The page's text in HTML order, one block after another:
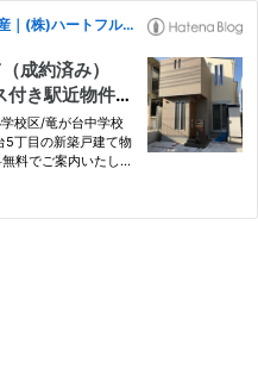
神戸・仲介手数料無料の家・不動産｜(株)ハートフルコーポレーション 垂水区・須磨区・西区版
成約済み）
付き駅近物件！
校区/竜が台中学校
5丁目の新築戸建て物
料でご案内いたしま
です！ 竜が台5丁